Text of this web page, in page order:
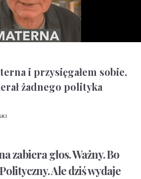
i przysięgałem sobie,
żadnego polityka
zabiera głos. Ważny. Bo
Ale dziś wydaje